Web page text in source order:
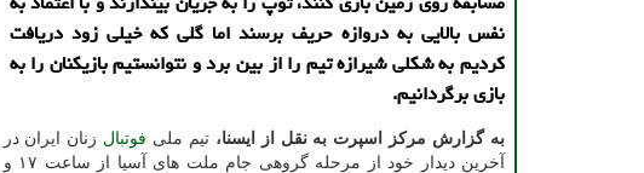
نفس بالایی به دروازه حریف برسند اما گلی که خیلی زود دریافت
کردیم به شکلی شیرازه تیم را از بین برد و نتوانستیم بازیکنان را به
بازی برگردانیم.
به گزارش مرکز اسپرت به نقل از ایسنا،تیم ملی فوتبال زنان ایران در
آخرین دیدار خود از مرحله گروهی جام ملت های آسیا از ساعت ۱۷ و